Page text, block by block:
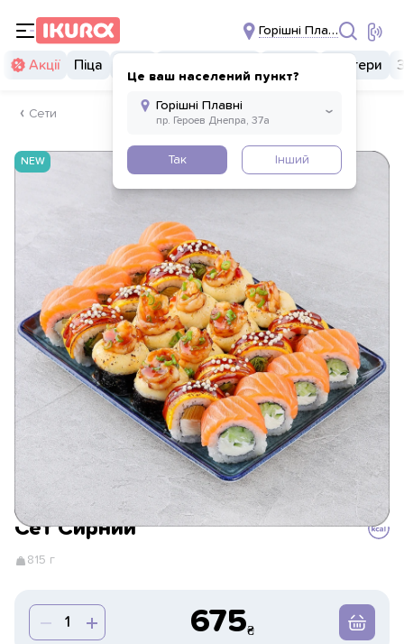
Горішні Плавні
Це ваш населений пункт?
Так Інший
Акції Піца Бургери
Сети
NEW
Сет Сирний
815 г
675